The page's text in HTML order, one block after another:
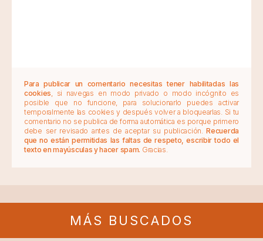
Para publicar un comentario necesitas tener habilitadas las
cookies , si navegas en modo privado o modo incógnito es
posible que no funcione, para solucionarlo puedes activar
temporalmente las cookies y después volver a bloquearlas. Si tu
comentario no se publica de forma automática es porque primero
debe ser revisado antes de aceptar su publicación.Recuerda
que no están permitidas las faltas de respeto, escribir todo el
texto en mayúsculas y hacer spam. Gracias.
MÁS BUSCADOS